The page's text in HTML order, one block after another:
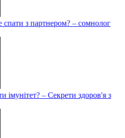
з партнером? – сомнолог
імунітет? – Секрети здоров'я з